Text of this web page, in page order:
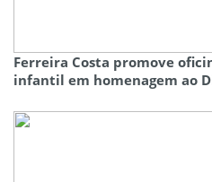
Ferreira Costa promove
infantil em homenagem ao